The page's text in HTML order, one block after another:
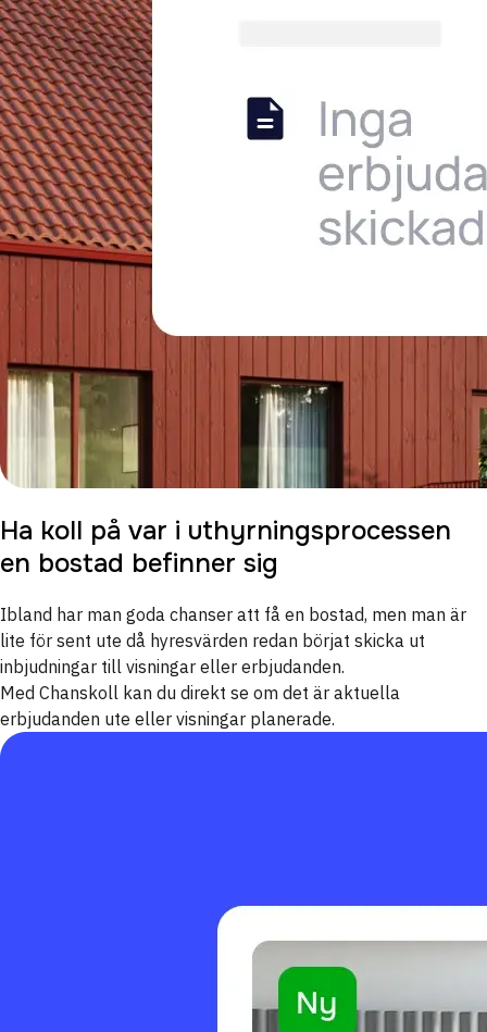
Ha koll på var i uthyrningsprocessen
en bostad befinner sig
Ibland har man goda chanser att få en bostad, men man är
lite för sent ute då hyresvärden redan börjat skicka ut
inbjudningar till visningar eller erbjudanden.
Med Chanskoll kan du direkt se om det är aktuella
erbjudanden ute eller visningar planerade.